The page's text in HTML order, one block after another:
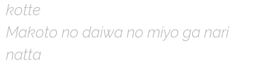
kotte
Makoto no daiwa no miyo ga nari
natta